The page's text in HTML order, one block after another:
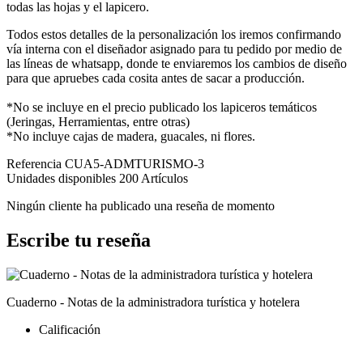
todas las hojas y el lapicero.
Todos estos detalles de la personalización los iremos confirmando
vía interna con el diseñador asignado para tu pedido por medio de
las líneas de whatsapp, donde te enviaremos los cambios de diseño
para que apruebes cada cosita antes de sacar a producción.
*No se incluye en el precio publicado los lapiceros temáticos
(Jeringas, Herramientas, entre otras)
*No incluye cajas de madera, guacales, ni flores.
Referencia CUA5-ADMTURISMO-3
Unidades disponibles 200 Artículos
Ningún cliente ha publicado una reseña de momento
Escribe tu reseña
Cuaderno - Notas de la administradora turística y hotelera
Calificación